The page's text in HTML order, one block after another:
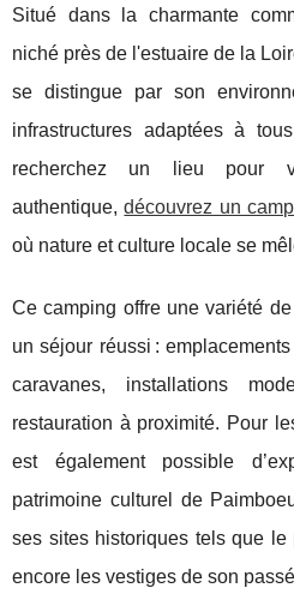
Situé dans la charmante
niché près de l'estuaire de la
se distingue par son
infrastructures adaptées à
recherchez un lieu pour
authentique,découvrez un
où nature et culture locale se
Ce camping offre une variété
un séjour réussi :
caravanes, installations
restauration à proximité. Pour
est également possible
patrimoine culturel de
ses sites historiques tels que le
encore les vestiges de son